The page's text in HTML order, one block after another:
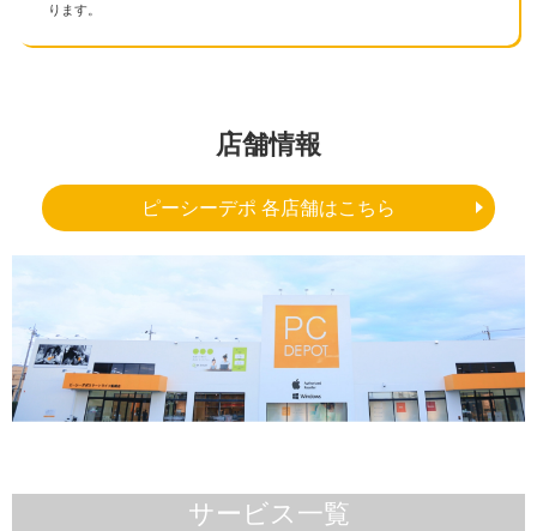
ります。
店舗情報
ピーシーデポ 各店舗はこちら
サービス一覧